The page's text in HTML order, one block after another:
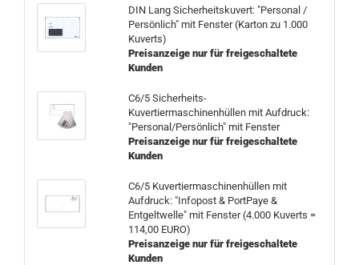
DIN Lang Sicherheitskuvert: "Personal /
Persönlich" mit Fenster (Karton zu 1.000
Kuverts)
Preisanzeige nur für freigeschaltete
Kunden
C6/5 Sicherheits-
Kuvertiermaschinenhüllen mit Aufdruck:
"Personal/Persönlich" mit Fenster
Preisanzeige nur für freigeschaltete
Kunden
C6/5 Kuvertiermaschinenhüllen mit
Aufdruck: "Infopost & PortPaye &
Entgeltwelle" mit Fenster (4.000 Kuverts =
114,00 EURO)
Preisanzeige nur für freigeschaltete
Kunden